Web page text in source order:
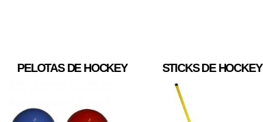
PELOTAS DE HOCKEY STICKS DE HOCKEY